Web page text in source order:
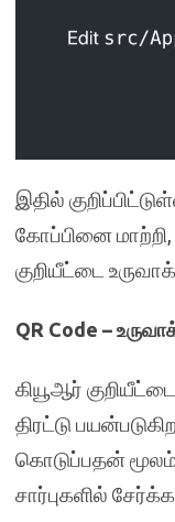
இதில்
கோப்பினை மாற்றி,
குறியீட்டை
QR Code –
கியூஆர்
திரட்டு
கொடுப்பதன்
சார்புகளில்